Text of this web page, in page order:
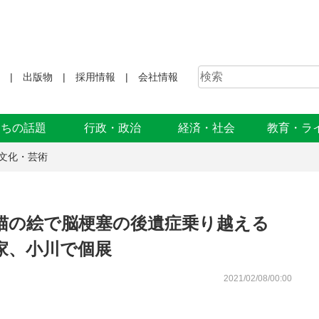
出版物 採用情報 会社情報
の話題 行政・政治 経済・社会 教育・ラ
化・芸術
絵で脳梗塞の後遺症乗り越える
、小川で個展
2021/02/08/00:00